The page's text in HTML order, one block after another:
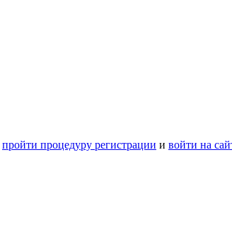
пройти процедуру регистрации и войти на